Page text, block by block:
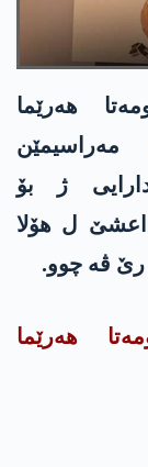
هەرێما
مەراسیمێن
دارایی ژ بۆ
ل هۆلا
رێ ڤە چوو.
هەرێما